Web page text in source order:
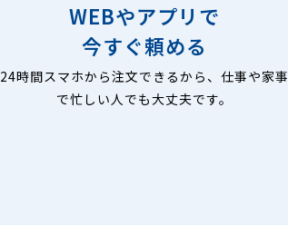
WEBやアプリで
今すぐ頼める
24時間スマホから注文できるから、仕事や家事
で忙しい人でも大丈夫です。